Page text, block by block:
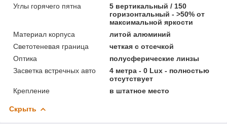
Углы горячего пятна
5 вертикальный / 150
горизонтальный - >50% от
максимальной яркости
Материал корпуса
литой алюминий
Светотеневая граница
четкая с отсечкой
Оптика
полусферические линзы
Засветка встречных авто
4 метра - 0 Lux - полностью
отсутствует
Крепление
в штатное место
Скрыть